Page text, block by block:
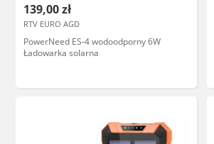
139,00 zł
RTV EURO AGD
PowerNeed ES-4 wodoodporny 6W
Ładowarka solarna